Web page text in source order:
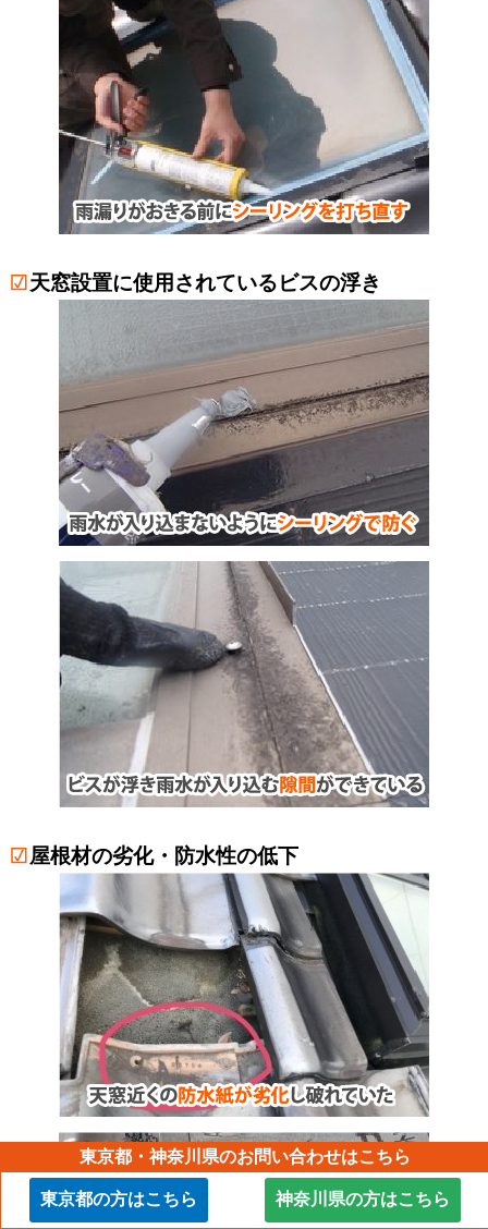
天窓設置に使用されているビスの浮き
屋根材の劣化・防水性の低下
東京都・神奈川県のお問い合わせはこちら
東京都の方はこちら 神奈川県の方はこちら